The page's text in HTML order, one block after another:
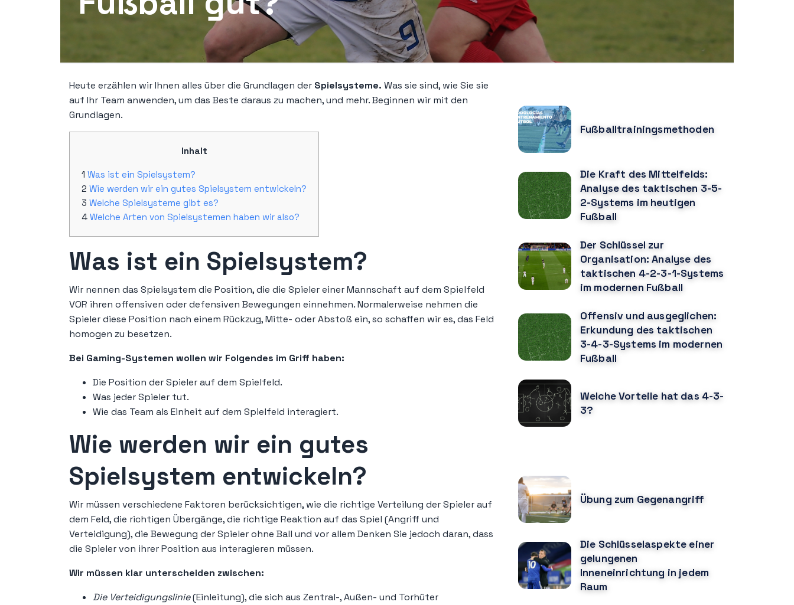
Heute erzählen wir Ihnen alles über die Grundlagen der Spielsysteme. Was sie sind, wie Sie sie
auf Ihr Team anwenden, um das Beste daraus zu machen, und mehr. Beginnen wir mit den
Grundlagen.
Inhalt
Was ist ein Spielsystem?
Wie werden wir ein gutes Spielsystem entwickeln?
Welche Spielsysteme gibt es?
Welche Arten von Spielsystemen haben wir also?
Was ist ein Spielsystem?
Wir nennen das Spielsystem die Position, die die Spieler einer Mannschaft auf dem Spielfeld
VOR ihren offensiven oder defensiven Bewegungen einnehmen. Normalerweise nehmen die
Spieler diese Position nach einem Rückzug, Mitte- oder Abstoß ein, so schaffen wir es, das Feld
homogen zu besetzen.
Bei Gaming-Systemen wollen wir Folgendes im Griff haben:
Die Position der Spieler auf dem Spielfeld.
Was jeder Spieler tut.
Wie das Team als Einheit auf dem Spielfeld interagiert.
Wie werden wir ein gutes
Spielsystem entwickeln?
Wir müssen verschiedene Faktoren berücksichtigen, wie die richtige Verteilung der Spieler auf
dem Feld, die richtigen Übergänge, die richtige Reaktion auf das Spiel (Angriff und
Verteidigung), die Bewegung der Spieler ohne Ball und vor allem Denken Sie jedoch daran, dass
die Spieler von ihrer Position aus interagieren müssen.
Wir müssen klar unterscheiden zwischen:
Die Verteidigungslinie(Einleitung), die sich aus Zentral-, Außen- und Torhüter
Fußballtrainingsmethoden
Die Kraft des Mittelfelds:
Analyse des taktischen 3-5-
2-Systems im heutigen
Fußball
Der Schlüssel zur
Organisation: Analyse des
taktischen 4-2-3-1-Systems
im modernen Fußball
Offensiv und ausgeglichen:
Erkundung des taktischen
3-4-3-Systems im modernen
Fußball
Welche Vorteile hat das 4-3-
3?
Übung zum Gegenangriff
Die Schlüsselaspekte einer
gelungenen
Inneneinrichtung in jedem
Raum